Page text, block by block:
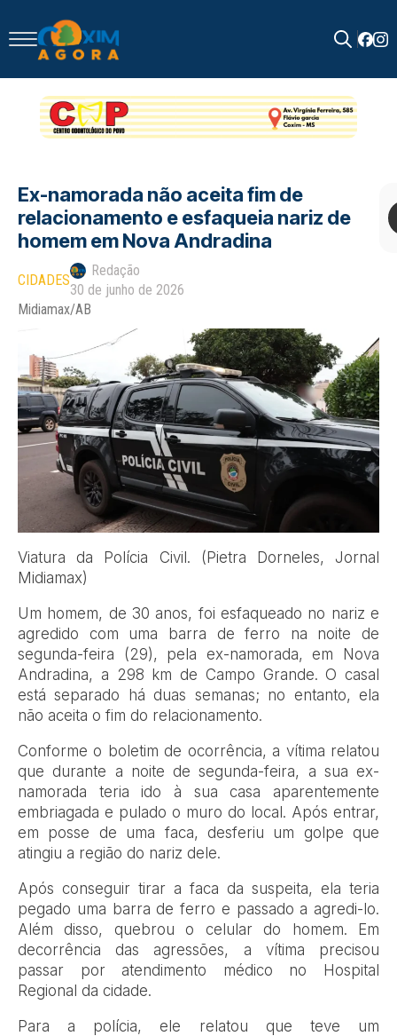
for:
Ex-namorada não aceita fim de
relacionamento e esfaqueia nariz de
homem em Nova Andradina
CIDADES
Redação
30 de junho de 2026
Midiamax/AB
Viatura da Polícia Civil. (Pietra Dorneles, Jornal
Midiamax)
Um homem, de 30 anos, foi esfaqueado no nariz e
agredido com uma barra de ferro na noite de
segunda-feira (29), pela ex-namorada, em Nova
Andradina, a 298 km de Campo Grande. O casal
está separado há duas semanas; no entanto, ela
não aceita o fim do relacionamento.
Conforme o boletim de ocorrência, a vítima relatou
que durante a noite de segunda-feira, a sua ex-
namorada teria ido à sua casa aparentemente
embriagada e pulado o muro do local. Após entrar,
em posse de uma faca, desferiu um golpe que
atingiu a região do nariz dele.
Após conseguir tirar a faca da suspeita, ela teria
pegado uma barra de ferro e passado a agredi-lo.
Além disso, quebrou o celular do homem. Em
decorrência das agressões, a vítima precisou
passar por atendimento médico no Hospital
Regional da cidade.
Para a polícia, ele relatou que teve um